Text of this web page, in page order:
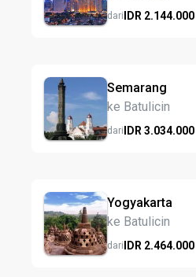
dariIDR 2.144.000
Semarang
ke Batulicin
dariIDR 3.034.000
Yogyakarta
ke Batulicin
dariIDR 2.464.000